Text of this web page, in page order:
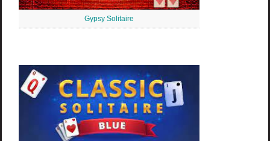
Gypsy Solitaire